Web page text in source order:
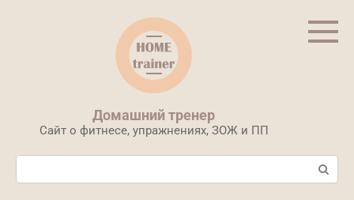
Домашний тренер
Сайт о фитнесе, упражнениях, ЗОЖ и ПП
Поиск: